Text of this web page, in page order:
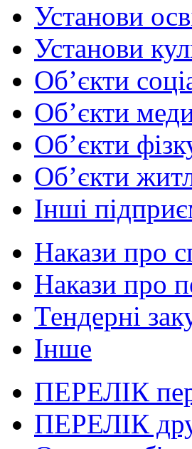
Установи
Установи
Об’єкти
Об’єкти
Об’єкти
Об’єкти
Інші
Накази про
Накази про
Тендерні
Інше
ПЕРЕЛІК
ПЕРЕЛІК